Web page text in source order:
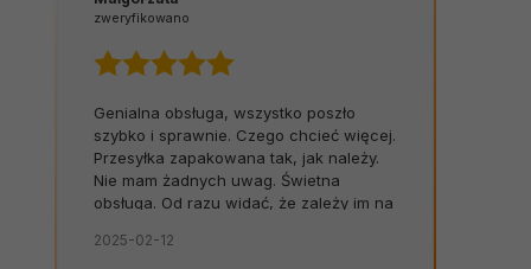
zweryfikowano
Genialna obsługa, wszystko poszło
szybko i sprawnie. Czego chcieć więcej.
Przesyłka zapakowana tak, jak należy.
Nie mam żadnych uwag. Świetna
obsługa. Od razu widać, że zależy im na
czas, bez zbędnych nerwów. Sklep bez
2025-02-12